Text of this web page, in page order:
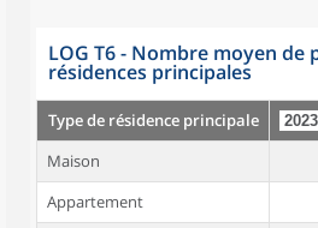
LOG T6 - Nombre moyen de
résidences principales
Type de résidence principale
Maison
Appartement